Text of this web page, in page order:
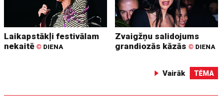
Laikapstākļi festivālam
nekaitē © DIENA
Zvaigžņu salidojums
grandiozās kāzās © DIENA
Vairāk TĒMA